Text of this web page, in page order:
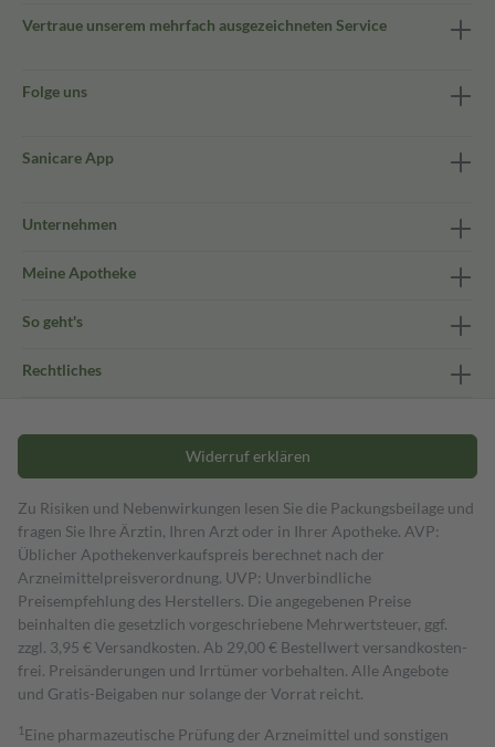
Vertraue unserem mehrfach ausgezeichneten Service
Folge uns
Sanicare App
Unternehmen
Meine Apotheke
So geht's
Rechtliches
Widerruf erklären
Zu Risiken und Nebenwirkungen lesen Sie die Packungsbeilage und
fragen Sie Ihre Ärztin, Ihren Arzt oder in Ihrer Apotheke. AVP:
Üblicher Apothekenverkaufspreis berechnet nach der
Arzneimittelpreisverordnung. UVP: Unverbindliche
Preisempfehlung des Herstellers. Die angegebenen Preise
beinhalten die gesetzlich vorgeschriebene Mehrwertsteuer, ggf.
zzgl. 3,95 € Versandkosten. Ab 29,00 € Bestell­wert versand­kosten­
frei. Preisänderungen und Irrtümer vorbehalten. Alle Angebote
und Gratis-Beigaben nur solange der Vorrat reicht.
1 Eine pharmazeutische Prüfung der Arzneimittel und sonstigen